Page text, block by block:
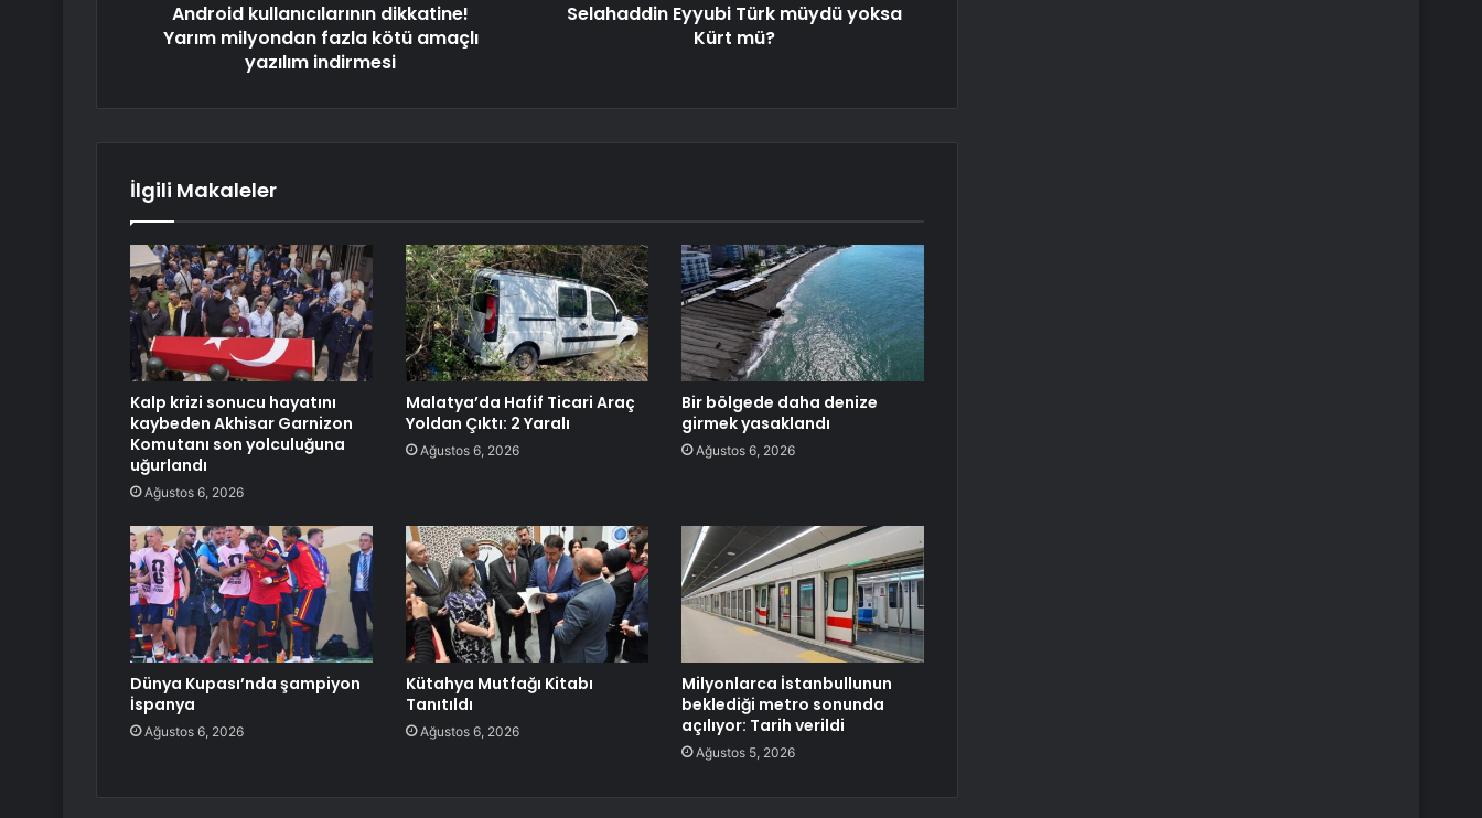
Android kullanıcılarının dikkatine!
Yarım milyondan fazla kötü amaçlı
yazılım indirmesi
Selahaddin Eyyubi Türk müydü yoksa
Kürt mü?
İlgili Makaleler
Kalp krizi sonucu hayatını
kaybeden Akhisar Garnizon
Komutanı son yolculuğuna
uğurlandı
Ağustos 6, 2026
Malatya’da Hafif Ticari Araç
Yoldan Çıktı: 2 Yaralı
Ağustos 6, 2026
Bir bölgede daha denize
girmek yasaklandı
Ağustos 6, 2026
Dünya Kupası’nda şampiyon
İspanya
Ağustos 6, 2026
Kütahya Mutfağı Kitabı
Tanıtıldı
Ağustos 6, 2026
Milyonlarca İstanbullunun
beklediği metro sonunda
açılıyor: Tarih verildi
Ağustos 5, 2026